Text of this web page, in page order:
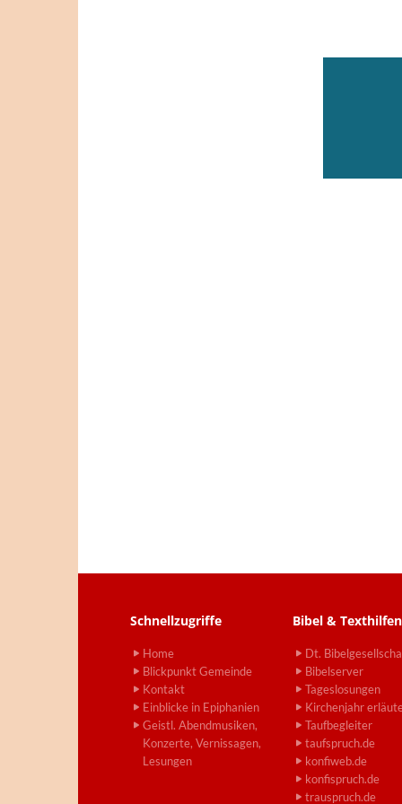
Schnellzugriffe
Home
Blickpunkt Gemeinde
Kontakt
Einblicke in Epiphanien
Geistl. Abendmusiken,
Konzerte, Vernissagen,
Lesungen
Bibel & Texthilfen
Dt.
Bibelserver
Tageslosungen
Kirchenjahr
Taufbegleiter
taufspruch.de
konfiweb.de
konfispruch.de
trauspruch.de